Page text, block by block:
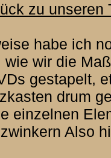
zu unseren
habe ich
wie wir die
gestapelt,
drum
einzelnen
Also